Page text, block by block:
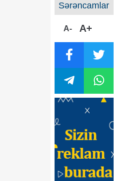
Sərəncamlar
A- A+